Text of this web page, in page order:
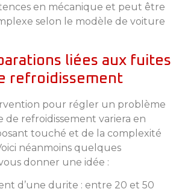
en mécanique et peut être
selon le modèle de voiture
liées aux fuites
refroidissement
pour régler un problème
de refroidissement variera en
touché et de la complexité
néanmoins quelques
donner une idée :
d’une durite : entre 20 et 50